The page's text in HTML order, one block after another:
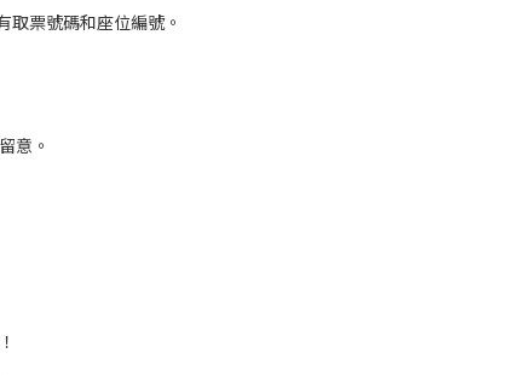
取票號碼和座位編號。
意。